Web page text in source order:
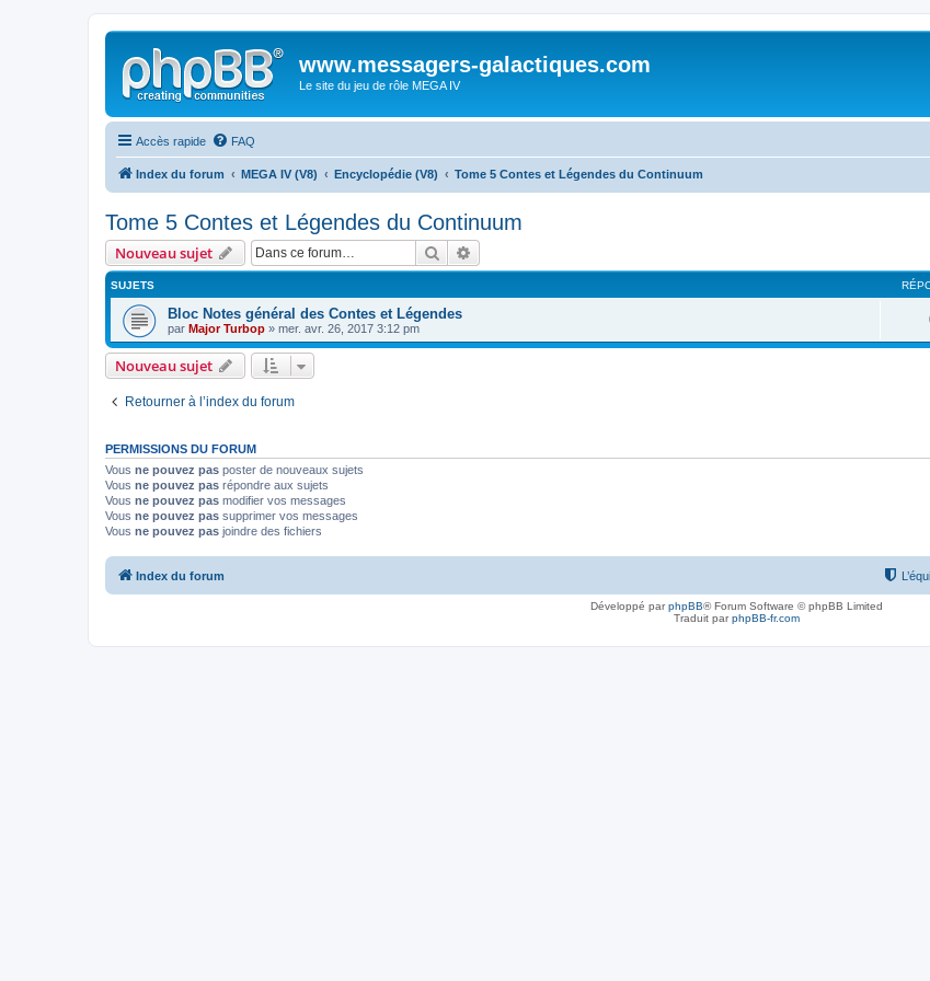
www.messagers-galactiques.com
Le site du jeu de rôle MEGA IV
Accès rapide FAQ
Index du forum MEGA IV (V8) Encyclopédie (V8) Tome 5 Contes et Légendes du Continuum
Tome 5 Contes et Légendes du Continuum
Nouveau sujet Rechercher
SUJETS
Bloc Notes général des Contes et Légendes
par Major Turbop » mer. avr. 26, 2017 3:12 pm
Nouveau sujet
Retourner à l’index du forum
PERMISSIONS DU FORUM
Vous ne pouvez pas poster de nouveaux sujets
Vous ne pouvez pas répondre aux sujets
Vous ne pouvez pas modifier vos messages
Vous ne pouvez pas supprimer vos messages
Vous ne pouvez pas joindre des fichiers
Index du forum
Développé parphpBB® Forum Software © phpBB Limited
Traduit parphpBB-fr.com